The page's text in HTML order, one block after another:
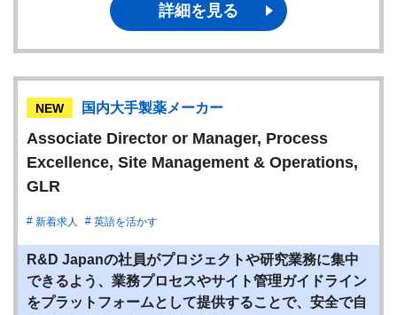
詳細を見る
NEW 国内大手製薬メーカー
Associate Director or Manager, Process
Excellence, Site Management & Operations,
GLR
新着求人 英語を活かす
R&D Japanの社員がプロジェクトや研究業務に集中
できるよう、業務プロセスやサイト管理ガイドライン
をプラットフォームとして提供することで、安全で自